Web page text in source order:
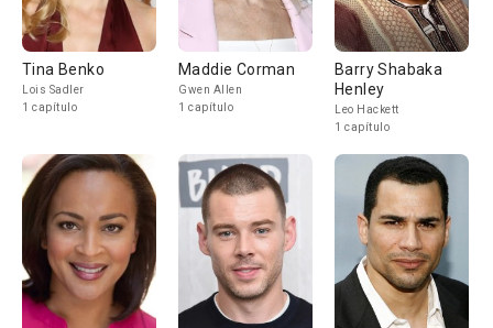
Tina Benko
Lois Sadler
1 capítulo
Maddie Corman
Gwen Allen
1 capítulo
Barry Shabaka
Henley
Leo Hackett
1 capítulo